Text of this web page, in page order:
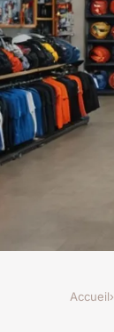
Accueil›